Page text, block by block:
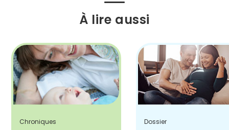
À lire aussi
Chroniques Dossier